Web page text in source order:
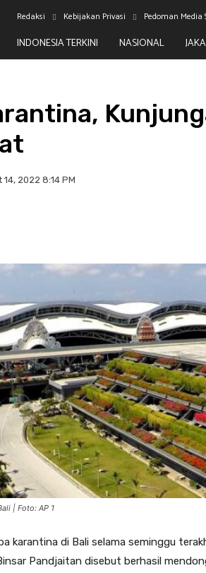
Redaksi Kebijakan Privasi Pedoman Media
INDONESIA TERKINI NASIONAL
14, 2022 8:14 PM
| Foto: AP 1
karantina di Bali selama seminggu
Pandjaitan disebut berhasil